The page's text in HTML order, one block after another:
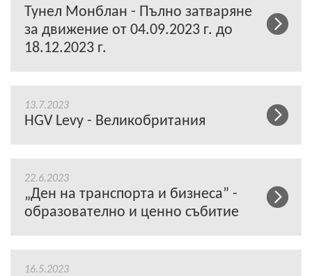
Тунел Монблан - Пълно затваряне
за движение от 04.09.2023 г. до
18.12.2023 г.
13.7.2023
HGV Levy - Великобритания
22.6.2023
„Ден на транспорта и бизнеса” -
образователно и ценно събитие
16.5.2023